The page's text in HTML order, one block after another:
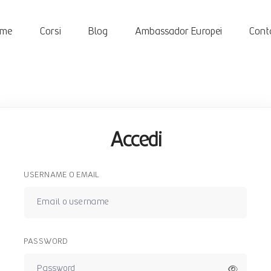
Corsi Blog Ambassador Europei
Accedi
USERNAME O EMAIL
PASSWORD